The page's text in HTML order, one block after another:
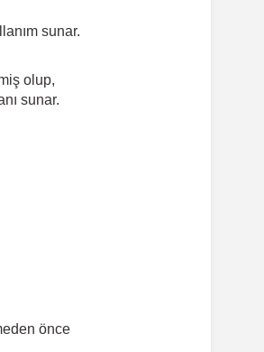
sunar.
olup,
sunar.
önce